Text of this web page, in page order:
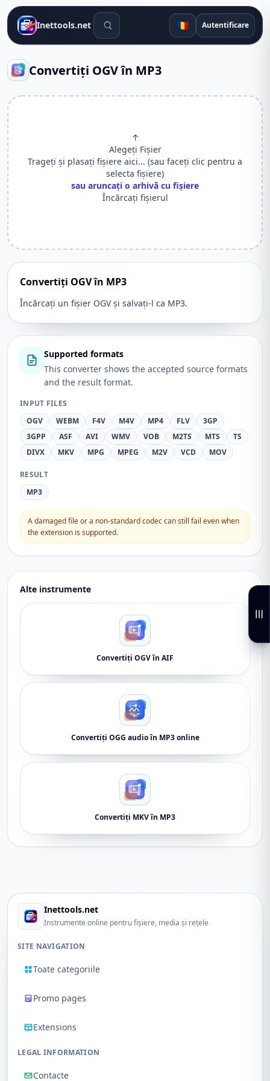
Inettools.net Instrumente de căutare
🇷🇴 Autentificare
Convertiți OGV în MP3
↑
Alegeți Fișier
Trageți și plasați fișiere aici... (sau faceți clic pentru a
selecta fișiere)
sau aruncați o arhivă cu fișiere
Încărcați fișierul
Convertiți OGV în MP3
Încărcați un fișier OGV și salvați-l ca MP3.
Supported formats
This converter shows the accepted source formats
and the result format.
INPUT FILES
OGV
WEBM F4V M4V MP4 FLV
3GP
3GPP
ASF AVI WMV VOB M2TS MTS
TS
DIVX
MKV MPG MPEG M2V VCD MOV
RESULT
MP3
A damaged file or a non-standard codec can still fail even when
the extension is supported.
Alte instrumente
Convertiți OGV în AIF
Convertiți OGG audio în MP3 online
Convertiți MKV în MP3
Inettools.net
Instrumente online pentru fișiere, media și rețele
SITE NAVIGATION
Toate categoriile
Promo pages
Extensions
LEGAL INFORMATION
Contacte